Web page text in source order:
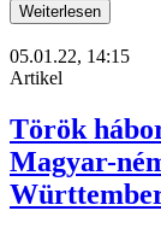
Weiterlesen
05.01.22, 14:15
Artikel
Török
Magyar-